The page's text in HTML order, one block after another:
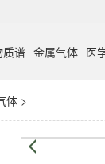
质谱 金属气体 医
体 >